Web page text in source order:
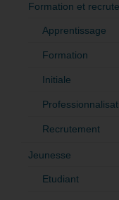
Formation et
Apprentissage
Formation
Initiale
Recrutement
Jeunesse
Etudiant